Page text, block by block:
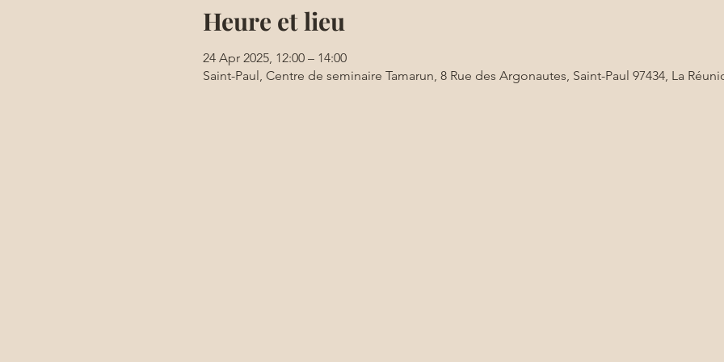
Heure et lieu
24 Apr 2025, 12:00 – 14:00
Saint-Paul, Centre de seminaire Tamarun, 8 Rue des Argonautes, Saint-Paul 97434, La